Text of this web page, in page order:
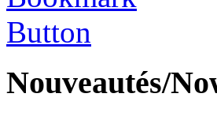
Nouveautés/